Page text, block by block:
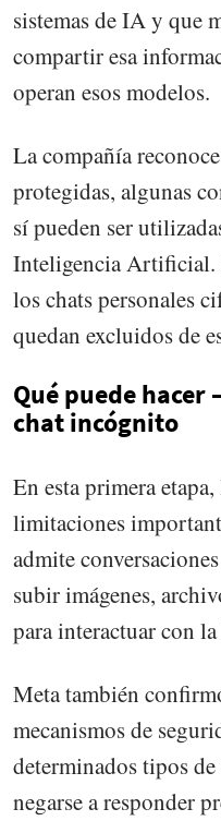
sistemas de IA y que
compartir esa
operan esos modelos.
La compañía
protegidas, algunas
sí pueden ser
Inteligencia Artificial.
los chats personales
quedan excluidos de
Qué puede
chat incógnito
En esta primera
limitaciones
admite
subir imágenes,
para interactuar con
Meta también
mecanismos de
determinados tipos
negarse a responder